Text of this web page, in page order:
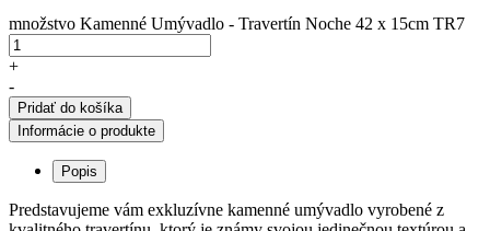
množstvo Kamenné Umývadlo - Travertín Noche 42 x 15cm TR7
+
-
Pridať do košíka
Informácie o produkte
Popis
Predstavujeme vám exkluzívne kamenné umývadlo vyrobené z